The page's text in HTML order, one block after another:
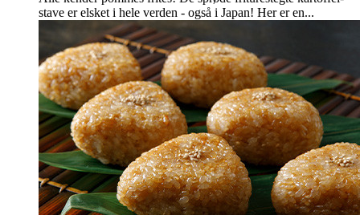
stave er elsket i hele verden - også i Japan! Her er en...